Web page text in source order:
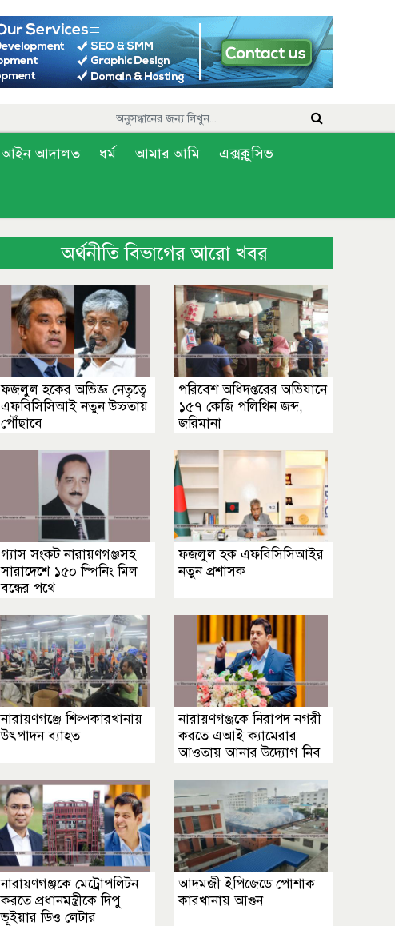
আইন আদালত ধর্ম আমার আমি এক্সক্লুসিভ
অর্থনীতি বিভাগের আরো খবর
ফজলুল হকের অভিজ্ঞ নেতৃত্বে
এফবিসিসিআই নতুন উচ্চতায়
পৌঁছাবে
পরিবেশ অধিদপ্তরের অভিযানে
১৫৭ কেজি পলিথিন জব্দ,
জরিমানা
গ্যাস সংকট নারায়ণগঞ্জসহ
সারাদেশে ১৫০ স্পিনিং মিল
বন্ধের পথে
ফজলুল হক এফবিসিসিআইর
নতুন প্রশাসক
নারায়ণগঞ্জে শিল্পকারখানায়
উৎপাদন ব্যাহত
নারায়ণগঞ্জকে নিরাপদ নগরী
করতে এআই ক্যামেরার
আওতায় আনার উদ্যোগ নিব
নারায়ণগঞ্জকে মেট্রোপলিটন
করতে প্রধানমন্ত্রীকে দিপু
ভূইয়ার ডিও লেটার
আদমজী ইপিজেডে পোশাক
কারখানায় আগুন